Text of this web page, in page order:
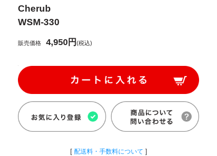
Cherub
WSM-330
販売価格 4,950円(税込)
[ 配送料・手数料について ]